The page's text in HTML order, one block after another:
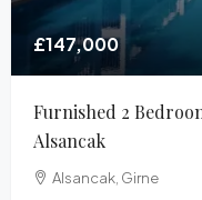
£147,000
Furnished 2
Alsancak
Alsancak, Girne